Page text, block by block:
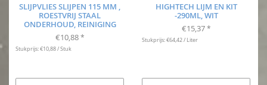
SLIJPVLIES SLIJPEN 115 MM ,
ROESTVRIJ STAAL
ONDERHOUD, REINIGING
€10,88 *
Stukprijs: €10,88 / Stuk
HIGHTECH LIJM EN KIT
-290ML, WIT
€15,37 *
Stukprijs: €64,42 / Liter